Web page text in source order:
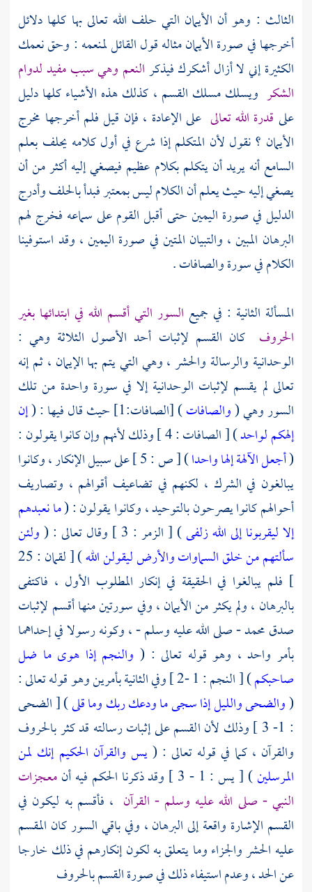
الثالث : وهو أن الأيمان التي حلف الله تعالى بها كلها دلائل
أخرجها في صورة الأيمان مثاله قول القائل لمنعمه : وحق نعمك
الكثيرة إني لا أزال أشكرك فيذكرالنعم وهي سبب مفيد لدوام
الشكر ويسلك مسلك القسم ، كذلك هذه الأشياء كلها دليل
على قدرة الله تعالى على الإعادة ، فإن قيل فلم أخرجها مخرج
الأيمان ؟ نقول لأن المتكلم إذا شرع في أول كلامه يحلف بعلم
السامع أنه يريد أن يتكلم بكلام عظيم فيصغي إليه أكثر من أن
يصغي إليه حيث يعلم أن الكلام ليس بمعتبر فبدأ بالحلف وأدرج
الدليل في صورة اليمين حتى أقبل القوم على سماعه فخرج لهم
البرهان المبين ، والتبيان المتين في صورة اليمين ، وقد استوفينا
الكلام في سورة والصافات .
المسألة الثانية : في جميع السور التي أقسم الله في ابتدائها بغير
الحروف كان القسم لإثبات أحد الأصول الثلاثة وهي :
الوحدانية والرسالة والحشر ، وهي التي يتم بها الإيمان ، ثم إنه
تعالى لم يقسم لإثبات الوحدانية إلا في سورة واحدة من تلك
السور وهي (والصافات) [الصافات:1] حيث قال فيها : (
إن
إلهكم لواحد
) [ الصافات : 4 ] وذلك لأنهم وإن كانوا يقولون :
(أجعل الآلهة إلها واحدا
) [ ص : 5 ] على سبيل الإنكار ، وكانوا
يبالغون في الشرك ، لكنهم في تضاعيف أقوالهم ، وتصاريف
أحوالهم كانوا يصرحون بالتوحيد ، وكانوا يقولون : (ما نعبدهم
إلا ليقربونا إلى الله زلفى) [ الزمر : 3 ] وقال تعالى : (
ولئن
سألتهم من خلق السماوات والأرض ليقولن الله
) [ لقمان : 25
] فلم يبالغوا في الحقيقة في إنكار المطلوب الأول ، فاكتفى
بالبرهان ، ولم يكثر من الأيمان ، وفي سورتين منها أقسم لإثبات
صدقمحمد- صلى الله عليه وسلم - ، وكونه رسولا في إحداهما
بأمر واحد ، وهو قوله تعالى : ( والنجم إذا هوىما ضل
صاحبكم
) [ النجم : 1 -2 ] وفي الثانية بأمرين وهو قوله تعالى :
(والضحىوالليل إذا سجىما ودعك ربك وما قلى) [ الضحى
: 1- 3 ] وذلك لأن القسم على إثبات رسالته قد كثر بالحروف
والقرآن ، كما في قوله تعالى : (يس والقرآن الحكيمإنك لمن
المرسلين) [ يس : 1 - 3 ] وقد ذكرنا الحكم فيه أن
معجزات
النبي - صلى الله عليه وسلم - القرآن ، فأقسم به ليكون في
القسم الإشارة واقعة إلى البرهان ، وفي باقي السور كان المقسم
عليه الحشر والجزاء وما يتعلق به لكون إنكارهم في ذلك خارجا
عن الحد ، وعدم استيفاء ذلك في صورة القسم بالحروف